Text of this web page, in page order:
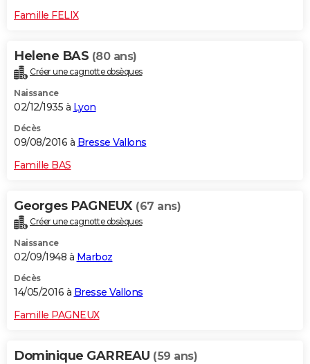
Famille FELIX
Helene BAS (80 ans)
Créer une cagnotte obsèques
Naissance
02/12/1935 à Lyon
Décès
09/08/2016 à Bresse Vallons
Famille BAS
Georges PAGNEUX (67 ans)
Créer une cagnotte obsèques
Naissance
02/09/1948 à Marboz
Décès
14/05/2016 à Bresse Vallons
Famille PAGNEUX
Dominique GARREAU (59 ans)